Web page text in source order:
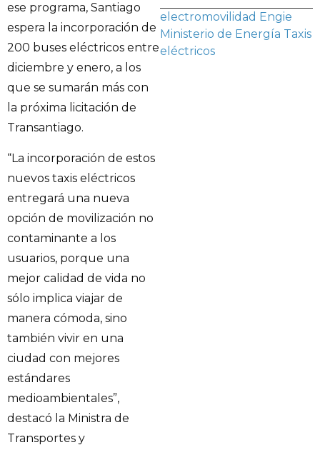
ese programa, Santiago
espera la incorporación de
200 buses eléctricos entre
diciembre y enero, a los
que se sumarán más con
la próxima licitación de
Transantiago.
“La incorporación de estos
nuevos taxis eléctricos
entregará una nueva
opción de movilización no
contaminante a los
usuarios, porque una
mejor calidad de vida no
sólo implica viajar de
manera cómoda, sino
también vivir en una
ciudad con mejores
estándares
medioambientales”,
destacó la Ministra de
Transportes y
electromovilidad Engie
Ministerio de Energía Taxis
eléctricos